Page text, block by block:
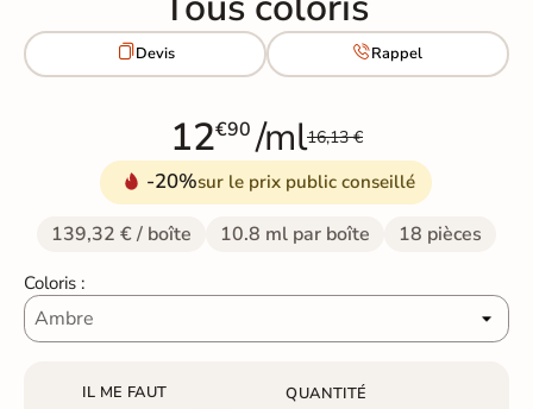
Devis Rappel
12€90 /ml16,13 €
-20%sur le prix public conseillé
139,32 € / boîte 10.8 ml par boîte 18 pièces
Coloris :
IL ME FAUT QUANTITÉ